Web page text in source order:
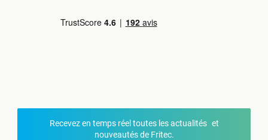
Recevez en temps réel toutes les actualités et
nouveautés de Fritec.